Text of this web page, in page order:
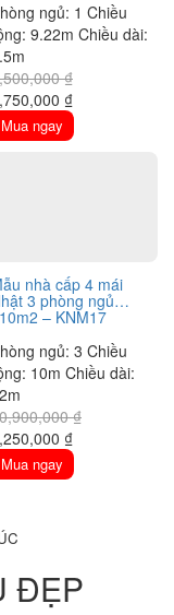
ngủ: 1 Chiều
9.22m Chiều dài:
₫
₫Current
price
is:
Mua ngay
nhà cấp 4 mái
3 phòng ngủ
– KNM17
ngủ: 3 Chiều
10m Chiều dài:
₫
₫Current
price
is:
Mua ngay
ĐẸP